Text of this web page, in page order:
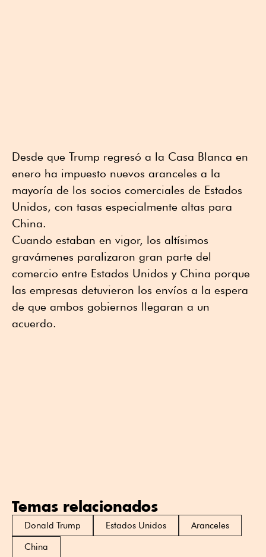
Desde que Trump regresó a la Casa Blanca en
enero ha impuesto nuevos aranceles a la
mayoría de los socios comerciales de Estados
Unidos, con tasas especialmente altas para
China.
Cuando estaban en vigor, los altísimos
gravámenes paralizaron gran parte del
comercio entre Estados Unidos y China porque
las empresas detuvieron los envíos a la espera
de que ambos gobiernos llegaran a un
acuerdo.
Temas relacionados
Donald Trump Estados Unidos
Aranceles
China